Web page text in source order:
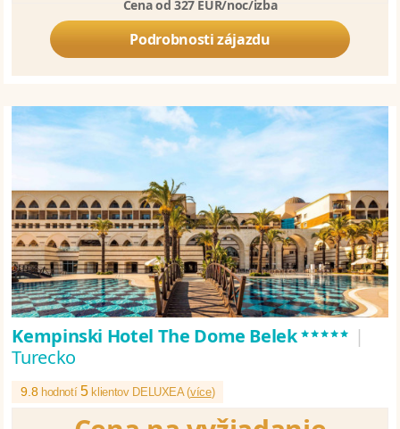
Cena od 327 EUR/noc/izba
Podrobnosti zájazdu
Kempinski Hotel The Dome Belek***** |
Turecko
9.8 hodnotí5klientov DELUXEA (více)